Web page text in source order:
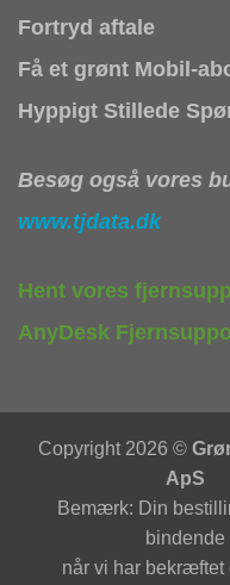
Fortryd aftale
Få et grønt Mobil-
Hyppigt Stillede
Besøg også vores
www.tjdata.dk
Hent vores
AnyDesk
Copyright 2026 ©
ApS
Bemærk: Din
bindende
når vi har bekræftet